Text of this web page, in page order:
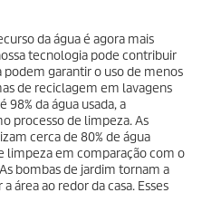
da água é agora mais
tecnologia pode contribuir
podem garantir o uso de menos
de reciclagem em lavagens
da água usada, a
processo de limpeza. As
cerca de 80% de água
limpeza em comparação com o
bombas de jardim tornam a
área ao redor da casa. Esses